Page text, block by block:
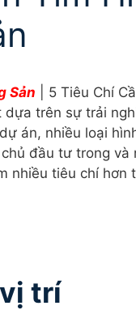
Sản | 5 Tiêu Chí
trên sự trải
án, nhiều loại
đầu tư trong
nhiều tiêu chí
trí